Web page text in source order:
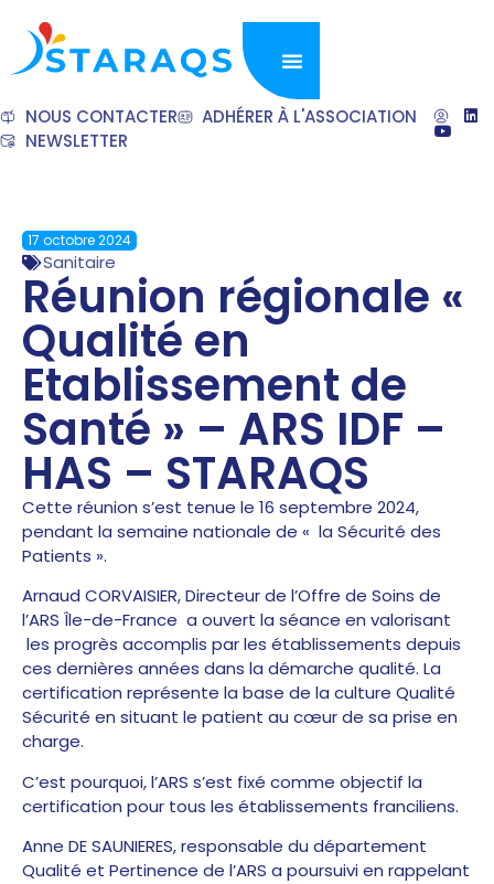
NOUS CONTACTER
ADHÉRER À L'ASSOCIATION
NEWSLETTER
17 octobre 2024
Sanitaire
Réunion régionale «
Qualité en
Etablissement de
Santé » – ARS IDF –
HAS – STARAQS
Cette réunion s’est tenue le 16 septembre 2024,
pendant la semaine nationale de « la Sécurité des
Patients ».
Arnaud CORVAISIER, Directeur de l’Offre de Soins de
l’ARS Île-de-France a ouvert la séance en valorisant
les progrès accomplis par les établissements depuis
ces dernières années dans la démarche qualité. La
certification représente la base de la culture Qualité
Sécurité en situant le patient au cœur de sa prise en
charge.
C’est pourquoi, l’ARS s’est fixé comme objectif la
certification pour tous les établissements franciliens.
Anne DE SAUNIERES, responsable du département
Qualité et Pertinence de l’ARS a poursuivi en rappelant